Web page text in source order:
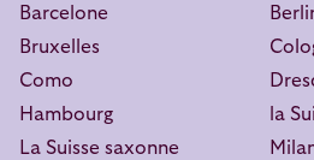
Barcelone
Bruxelles
Como
Hambourg
la
La Suisse saxonne